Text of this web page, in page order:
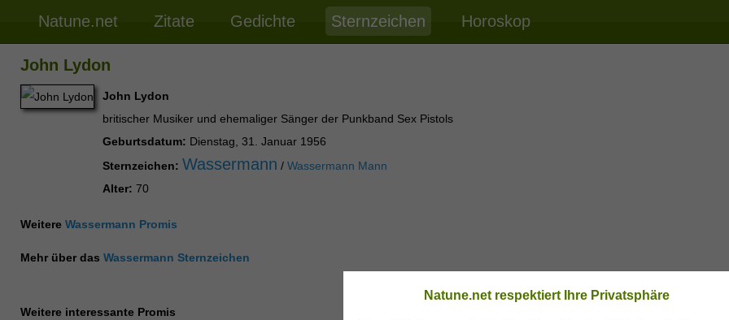
Natune.net Zitate Gedichte Sternzeichen Horoskop
John Lydon
John Lydon
britischer Musiker und ehemaliger Sänger der Punkband Sex Pistols
Geburtsdatum: Dienstag, 31. Januar 1956
Sternzeichen: Wassermann / Wassermann Mann
Alter: 70
Weitere Wassermann Promis
Mehr über das Wassermann Sternzeichen
Weitere interessante Promis
Natune.net respektiert Ihre Privatsphäre